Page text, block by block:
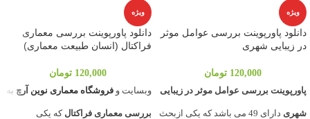
ویژه
دانلود پاورپوینت بررسی عوامل موثر
در زیبایی شهری
120,000 تومان
پاورپوینت بررسی عوامل موثر در زیبایی
شهری دارای 49 می باشد که یکی ازبحث
ویژه
دانلود پاورپوینت بررسی معماری
فراکتال (انسان طبیعت معماری)
120,000 تومان
وبسایت و فروشگاه معماری نوین آرچ به
بررسی معماری فراکتال که یکی